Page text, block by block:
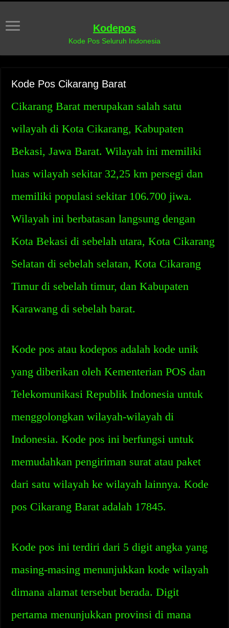
Kodepos
Kode Pos Seluruh Indonesia
Kode Pos Cikarang Barat
Cikarang Barat merupakan salah satu
wilayah di Kota Cikarang, Kabupaten
Bekasi, Jawa Barat. Wilayah ini memiliki
luas wilayah sekitar 32,25 km persegi dan
memiliki populasi sekitar 106.700 jiwa.
Wilayah ini berbatasan langsung dengan
Kota Bekasi di sebelah utara, Kota Cikarang
Selatan di sebelah selatan, Kota Cikarang
Timur di sebelah timur, dan Kabupaten
Karawang di sebelah barat.
Kode pos atau kodepos adalah kode unik
yang diberikan oleh Kementerian POS dan
Telekomunikasi Republik Indonesia untuk
menggolongkan wilayah-wilayah di
Indonesia. Kode pos ini berfungsi untuk
memudahkan pengiriman surat atau paket
dari satu wilayah ke wilayah lainnya. Kode
pos Cikarang Barat adalah 17845.
Kode pos ini terdiri dari 5 digit angka yang
masing-masing menunjukkan kode wilayah
dimana alamat tersebut berada. Digit
pertama menunjukkan provinsi di mana